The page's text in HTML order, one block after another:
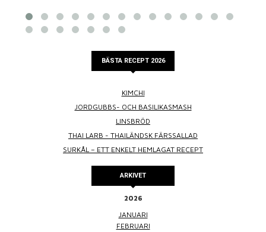
BÄSTA RECEPT 2026
KIMCHI
JORDGUBBS- OCH BASILIKASMASH
LINSBRÖD
THAI LARB - THAILÄNDSK FÄRSSALLAD
SURKÅL – ETT ENKELT HEMLAGAT RECEPT
ARKIVET
2026
JANUARI
FEBRUARI